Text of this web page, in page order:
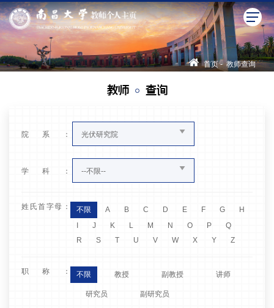
首页 - 教师查询
教师 查询
院系： 光伏研究院
学科： --不限--
姓氏首字母： 不限 A B C D E F G
H
I
J K L M N O P
Q
R
S T U V W X Y Z
职称： 不限 教授 副教授 讲师
研究员 副研究员